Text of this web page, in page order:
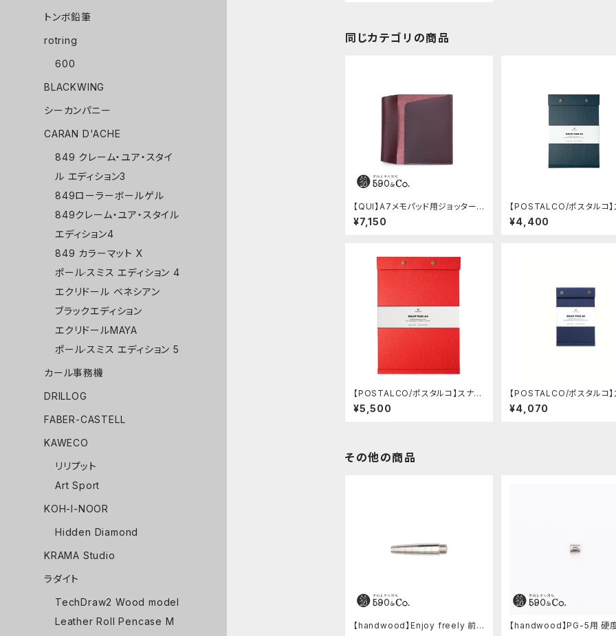
同じカテゴリの商品
【QUI】A7メモパッド用ジョッター・
ブッテーロ (ワイン)
¥7,150
【POSTALCO/ポスタルコ】
プパッド SQ A5 (Dark
¥4,400
【POSTALCO/ポスタルコ】スナッ
プパッド SQ A4 (Signal Red)
¥5,500
【POSTALCO/ポスタルコ】
プパッド SQ A6 (Royal
¥4,070
その他の商品
【handwood】Enjoy freely 前
【handwood】PG-5用 硬
トンボ鉛筆
rotring
600
BLACKWING
シーカンパニー
CARAN D'ACHE
849 クレーム・ユア・スタイ
ル エディション3
849ローラーボールゲル
849クレーム・ユア・スタイル
エディション4
849 カラーマット X
ポール·スミス エディション 4
エクリドール ベネシアン
ブラックエディション
エクリドールMAYA
ポール·スミス エディション 5
カール事務機
DRILLOG
FABER-CASTELL
KAWECO
リリプット
Art Sport
KOH-I-NOOR
Hidden Diamond
KRAMA Studio
ラダイト
TechDraw2 Wood model
Leather Roll Pencase M